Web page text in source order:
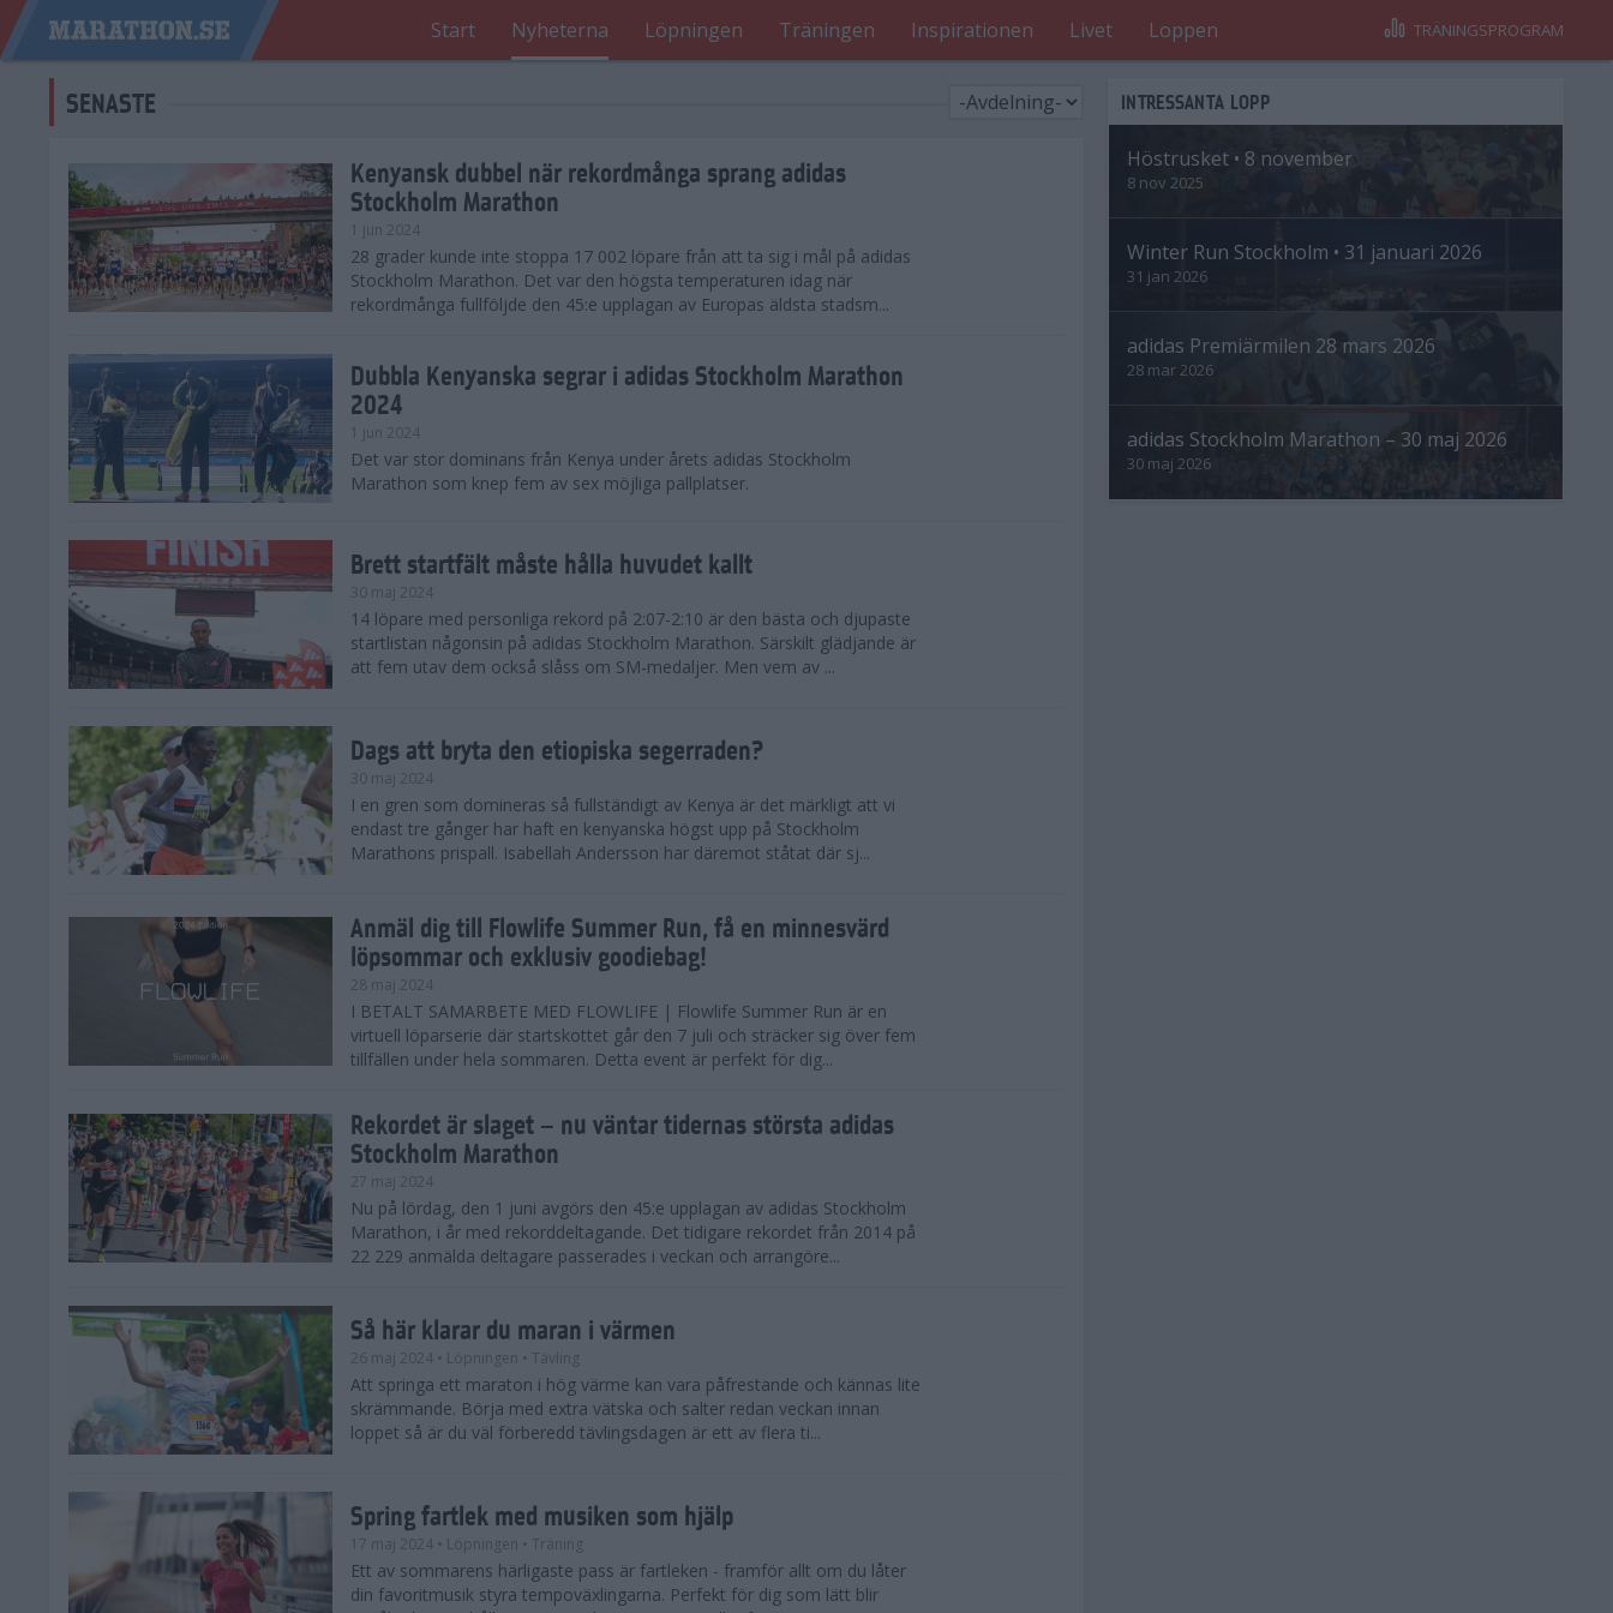
Start Nyheterna Löpningen Träningen Inspirationen Livet Loppen TRÄNINGSPROGRAM
SENASTE
Kenyansk dubbel när rekordmånga sprang adidas
Stockholm Marathon
1 jun 2024
28 grader kunde inte stoppa 17 002 löpare från att ta sig i mål på adidas
Stockholm Marathon. Det var den högsta temperaturen idag när
rekordmånga fullföljde den 45:e upplagan av Europas äldsta stadsm...
Dubbla Kenyanska segrar i adidas Stockholm Marathon
2024
1 jun 2024
Det var stor dominans från Kenya under årets adidas Stockholm
Marathon som knep fem av sex möjliga pallplatser.
Brett startfält måste hålla huvudet kallt
30 maj 2024
14 löpare med personliga rekord på 2:07-2:10 är den bästa och djupaste
startlistan någonsin på adidas Stockholm Marathon. Särskilt glädjande är
att fem utav dem också slåss om SM-medaljer. Men vem av ...
Dags att bryta den etiopiska segerraden?
30 maj 2024
I en gren som domineras så fullständigt av Kenya är det märkligt att vi
endast tre gånger har haft en kenyanska högst upp på Stockholm
Marathons prispall. Isabellah Andersson har däremot ståtat där sj...
Anmäl dig till Flowlife Summer Run, få en minnesvärd
löpsommar och exklusiv goodiebag!
28 maj 2024
I BETALT SAMARBETE MED FLOWLIFE | Flowlife Summer Run är en
virtuell löparserie där startskottet går den 7 juli och sträcker sig över fem
tillfällen under hela sommaren. Detta event är perfekt för dig...
Rekordet är slaget – nu väntar tidernas största adidas
Stockholm Marathon
27 maj 2024
Nu på lördag, den 1 juni avgörs den 45:e upplagan av adidas Stockholm
Marathon, i år med rekorddeltagande. Det tidigare rekordet från 2014 på
22 229 anmälda deltagare passerades i veckan och arrangöre...
Så här klarar du maran i värmen
26 maj 2024 • Löpningen • Tävling
Att springa ett maraton i hög värme kan vara påfrestande och kännas lite
skrämmande. Börja med extra vätska och salter redan veckan innan
loppet så är du väl förberedd tävlingsdagen är ett av flera ti...
Spring fartlek med musiken som hjälp
17 maj 2024 • Löpningen • Träning
Ett av sommarens härligaste pass är fartleken - framför allt om du låter
din favoritmusik styra tempoväxlingarna. Perfekt för dig som lätt blir
INTRESSANTA LOPP
Höstrusket • 8 november
8 nov 2025
Winter Run Stockholm • 31 januari 2026
31 jan 2026
adidas Premiärmilen 28 mars 2026
28 mar 2026
adidas Stockholm Marathon – 30 maj 2026
30 maj 2026